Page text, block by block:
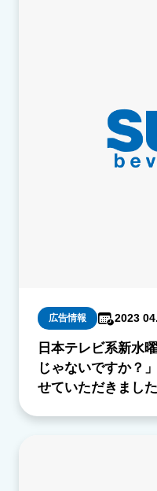
広告情報 2023
日本テレビ系新水
じゃないですか？
せていただきました